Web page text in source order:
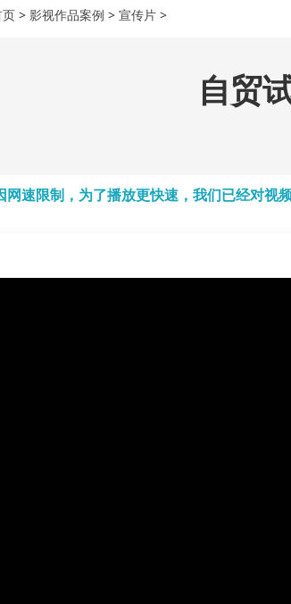
页 > 影视作品案例 > 宣传片 >
自贸
网速限制，为了播放更快速，我们已经对视